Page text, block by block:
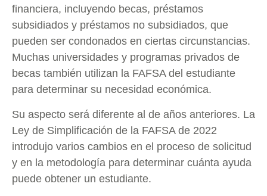
financiera, incluyendo becas, préstamos
subsidiados y préstamos no subsidiados, que
pueden ser condonados en ciertas circunstancias.
Muchas universidades y programas privados de
becas también utilizan la FAFSA del estudiante
para determinar su necesidad económica.
Su aspecto será diferente al de años anteriores. La
Ley de Simplificación de la FAFSA de 2022
introdujo varios cambios en el proceso de solicitud
y en la metodología para determinar cuánta ayuda
puede obtener un estudiante.